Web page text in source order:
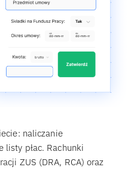
naliczanie
listy płac. Rachunki
ZUS (DRA, RCA) oraz